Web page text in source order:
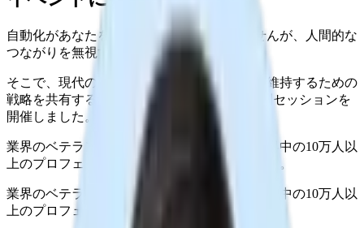
自動化があなたを置き換えることはありませんが、人間的な
つながりを無視すればそうなるでしょう。
そこで、現代の採用において人間的な体験を維持するための
戦略を共有する3人の採用専門家を招いた特別セッションを
開催しました。
業界のベテランであるパネルメンバーは、世界中の10万人以
上のプロフェッショナルから信頼されています。
業界のベテランであるパネルメンバーは、世界中の10万人以
上のプロフェッショナルから信頼されています。